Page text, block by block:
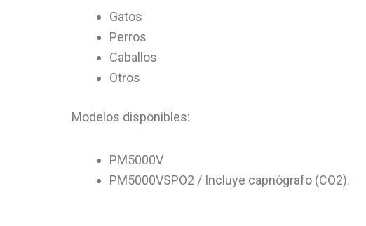
Gatos
Perros
Caballos
Otros
Modelos disponibles:
PM5000V
PM5000VSPO2 / Incluye capnógrafo (CO2).